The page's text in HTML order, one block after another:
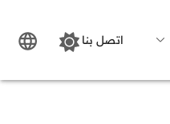
اتصل بنا